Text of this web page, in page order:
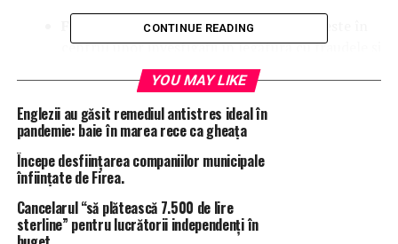
Fraude și spălare de bani:Gina Tudosa este în
centrul unor investigații în legătură cu fraudele și
spălarea de bani în Marea Britanie. Suma
implicată depășește £260,000 de lire sterline.
Legăturile cu Phillips Allan Eddie:
Allan Eddie, asociat al Ginei Tudosa, a fost
condamnat pentru fraude în trecut, ceea ce a
adus și mai multă atenție asupra afacerilor sale.
Legăturile internaționale și contractele
CONTINUE READING
YOU MAY LIKE
Englezii au găsit remediul antistres ideal în
pandemie: baie în marea rece ca gheața
Începe desființarea companiilor municipale
înființate de Firea.
Cancelarul “să plătească 7.500 de lire
sterline” pentru lucrătorii independenți în